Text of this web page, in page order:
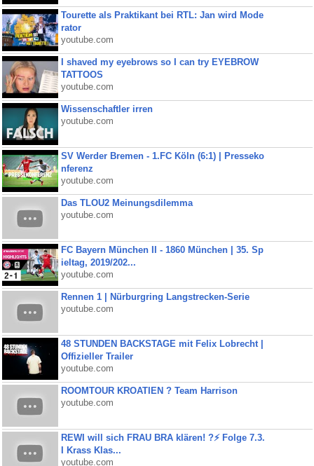
Tourette als Praktikant bei RTL: Jan wird Mode
rator
youtube.com
I shaved my eyebrows so I can try EYEBROW
TATTOOS
youtube.com
Wissenschaftler irren
youtube.com
SV Werder Bremen - 1.FC Köln (6:1) | Presseko
nferenz
youtube.com
Das TLOU2 Meinungsdilemma
youtube.com
FC Bayern München II - 1860 München | 35. Sp
ieltag, 2019/202...
youtube.com
Rennen 1 | Nürburgring Langstrecken-Serie
youtube.com
48 STUNDEN BACKSTAGE mit Felix Lobrecht |
Offizieller Trailer
youtube.com
ROOMTOUR KROATIEN ? Team Harrison
youtube.com
REWI will sich FRAU BRA klären! ?⚡️ Folge 7.3.
I Krass Klas...
youtube.com